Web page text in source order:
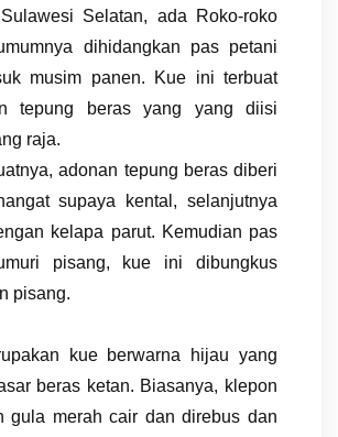
Selatan, ada Roko-roko
dihidangkan pas petani
musim panen. Kue ini terbuat
tepung beras yang yang diisi
raja.
adonan tepung beras diberi
supaya kental, selanjutnya
kelapa parut. Kemudian pas
pisang, kue ini dibungkus
pisang.
kue berwarna hijau yang
beras ketan. Biasanya, klepon
gula merah cair dan direbus dan